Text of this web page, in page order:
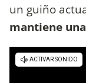
un guiño
mantiene